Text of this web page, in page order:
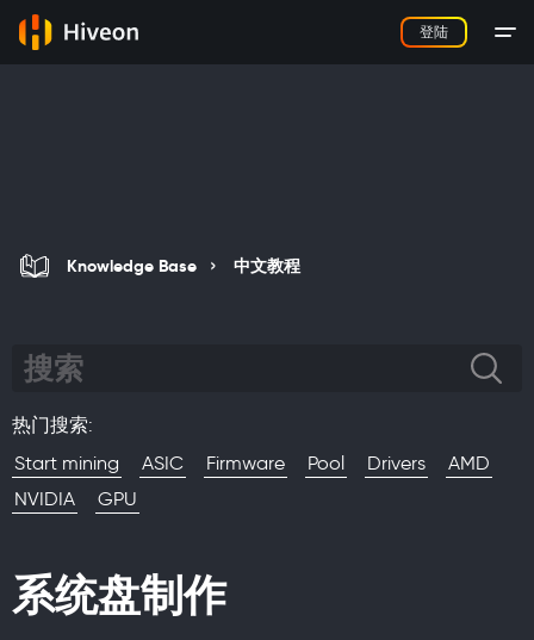
登陆
Knowledge Base 中文教程
热门搜索:
Start mining
ASIC Firmware Pool Drivers
AMD
NVIDIA
GPU
系统盘制作